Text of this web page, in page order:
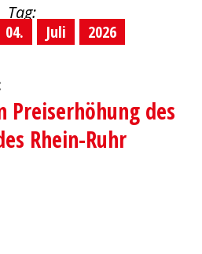
Tag:
04. Juli 2026
Preiserhöhung des
Rhein-Ruhr